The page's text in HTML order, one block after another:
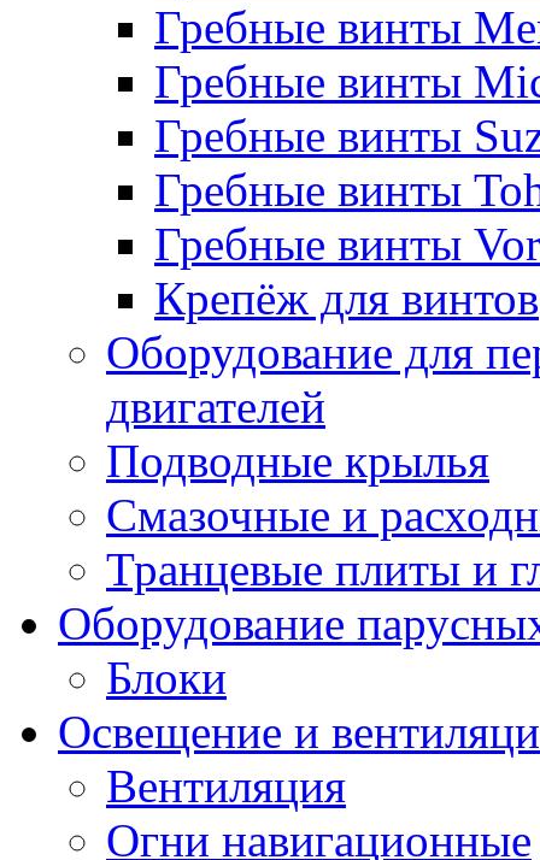
Гребные винты
Гребные винты
Гребные винты
Гребные винты
Гребные винты
Крепёж для винтов
Оборудование для
двигателей
Подводные крылья
Смазочные и
Транцевые плиты и
Оборудование
Блоки
Освещение и
Вентиляция
Огни навигационные